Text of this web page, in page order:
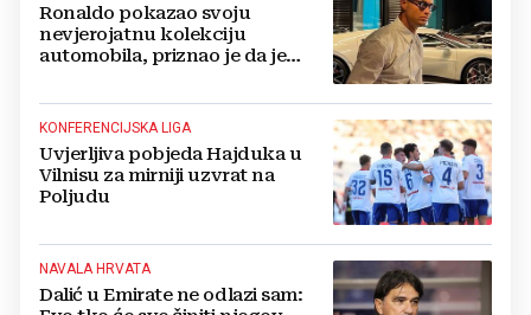
Ronaldo pokazao svoju
nevjerojatnu kolekciju
automobila, priznao je da je
KONFERENCIJSKA LIGA
Uvjerljiva pobjeda Hajduka u
Vilnisu za mirniji uzvrat na
Poljudu
NAVALA HRVATA
Dalić u Emirate ne odlazi sam: